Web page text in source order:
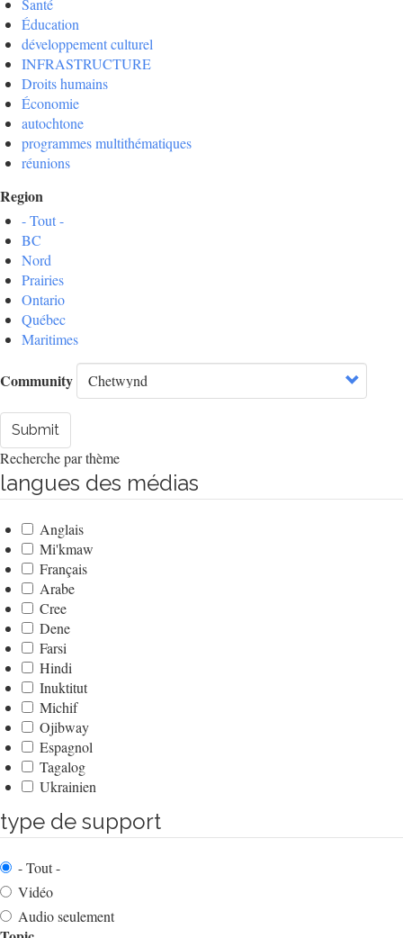
Santé
Éducation
développement culturel
INFRASTRUCTURE
Droits humains
Économie
autochtone
programmes multithématiques
réunions
Region
- Tout -
BC
Nord
Prairies
Ontario
Québec
Maritimes
Community
Submit
Recherche par thème
langues des médias
Anglais
Mi'kmaw
Français
Arabe
Cree
Dene
Farsi
Hindi
Inuktitut
Michif
Ojibway
Espagnol
Tagalog
Ukrainien
type de support
- Tout -
Vidéo
Audio seulement